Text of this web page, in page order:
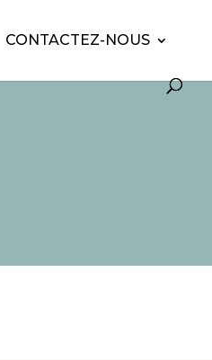
CONTACTEZ-NOUS